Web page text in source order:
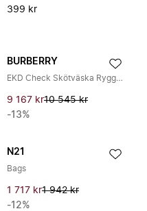
399 kr
BURBERRY
EKD Check Skötväska Ryggsäck
9 167 kr10 545 kr
-13%
N21
Bags
1 717 kr1 942 kr
-12%